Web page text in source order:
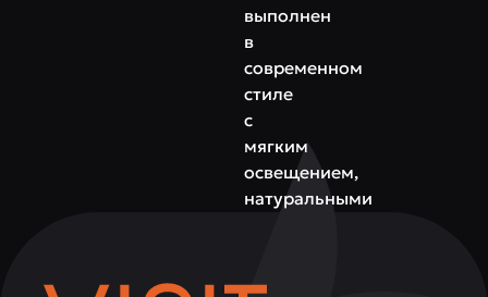
выполнен
в
современном
стиле
с
мягким
освещением,
натуральными